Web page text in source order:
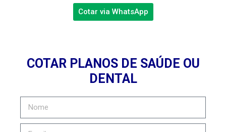
Cotar via WhatsApp
COTAR PLANOS DE SAÚDE OU
DENTAL